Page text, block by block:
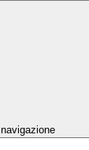
navigazione